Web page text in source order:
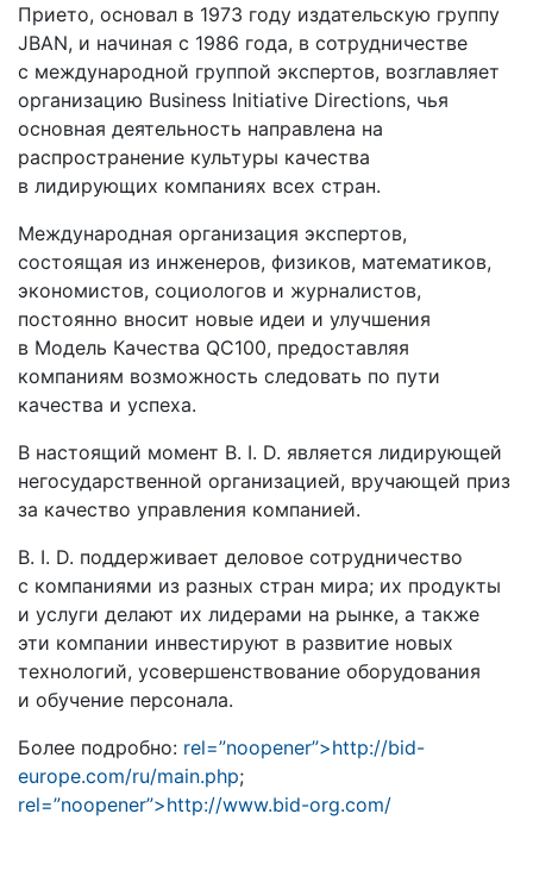
Прието, основал в 1973 году издательскую группу
JBAN, и начиная с 1986 года, в сотрудничестве
с международной группой экспертов, возглавляет
организацию Business Initiative Directions, чья
основная деятельность направлена на
распространение культуры качества
в лидирующих компаниях всех стран.
Международная организация экспертов,
состоящая из инженеров, физиков, математиков,
экономистов, социологов и журналистов,
постоянно вносит новые идеи и улучшения
в Модель Качества QC100, предоставляя
компаниям возможность следовать по пути
качества и успеха.
В настоящий момент B. I. D. является лидирующей
негосударственной организацией, вручающей приз
за качество управления компанией.
B. I. D. поддерживает деловое сотрудничество
с компаниями из разных стран мира; их продукты
и услуги делают их лидерами на рынке, а также
эти компании инвестируют в развитие новых
технологий, усовершенствование оборудования
и обучение персонала.
Более подробно: rel=”noopener”>http://bid-
europe.com/ru/main.php;
rel=”noopener”>http://www.bid-org.com/